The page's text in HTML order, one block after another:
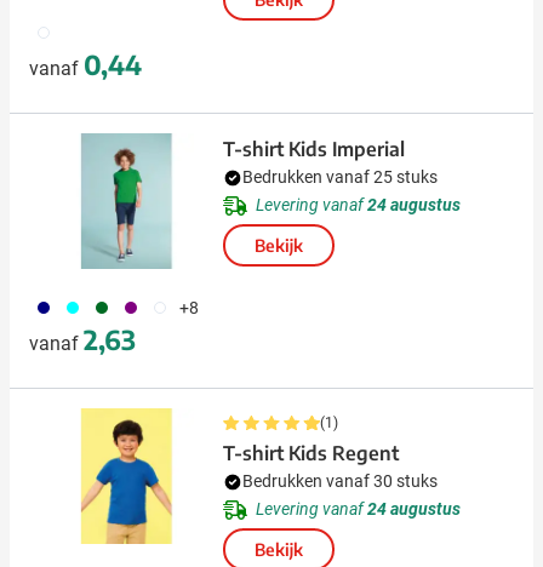
009
vanaf 0,44
492 166 134 024 002 +8
vanaf 2,63
T-shirt Kids Imperial
Bedrukken vanaf 25 stuks
Levering vanaf24 augustus
Bekijk
(1)
T-shirt Kids Regent
Bedrukken vanaf 30 stuks
Levering vanaf24 augustus
Bekijk